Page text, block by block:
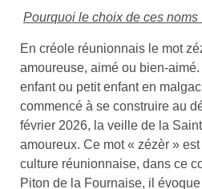
Pourquoi le choix de ces noms
En créole réunionnais le mot
amoureuse, aimé ou bien-
enfant ou petit enfant en
commencé à se construire au
février 2026, la veille de la
amoureux. Ce mot « zézèr »
culture réunionnaise, dans ce
Piton de la Fournaise, il